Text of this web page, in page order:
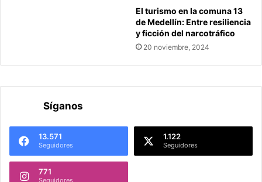
El turismo en la comuna 13
de Medellín: Entre resiliencia
y ficción del narcotráfico
20 noviembre, 2024
Síganos
13.571
Seguidores
1.122
Seguidores
771
Seguidores